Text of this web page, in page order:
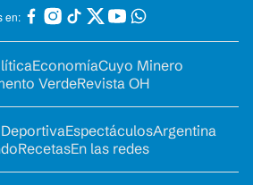
en:
EconomíaCuyo Minero
VerdeRevista OH
EspectáculosArgentina
RecetasEn las redes